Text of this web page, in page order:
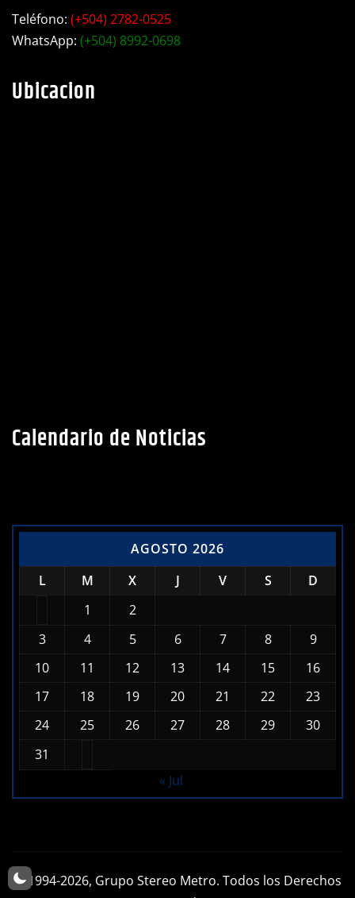
Teléfono: (+504) 2782-0525
WhatsApp: (+504) 8992-0698
Ubicacion
Calendario de Noticias
AGOSTO 2026
L
M X J V S
D
1
2
3
4 5 6 7 8
9
10
11 12 13 14 15
16
17
18 19 20 21 22
23
24
25 26 27 28 29
30
31
« Jul
© 1994-2026, Grupo Stereo Metro. Todos los Derechos
Reservados.